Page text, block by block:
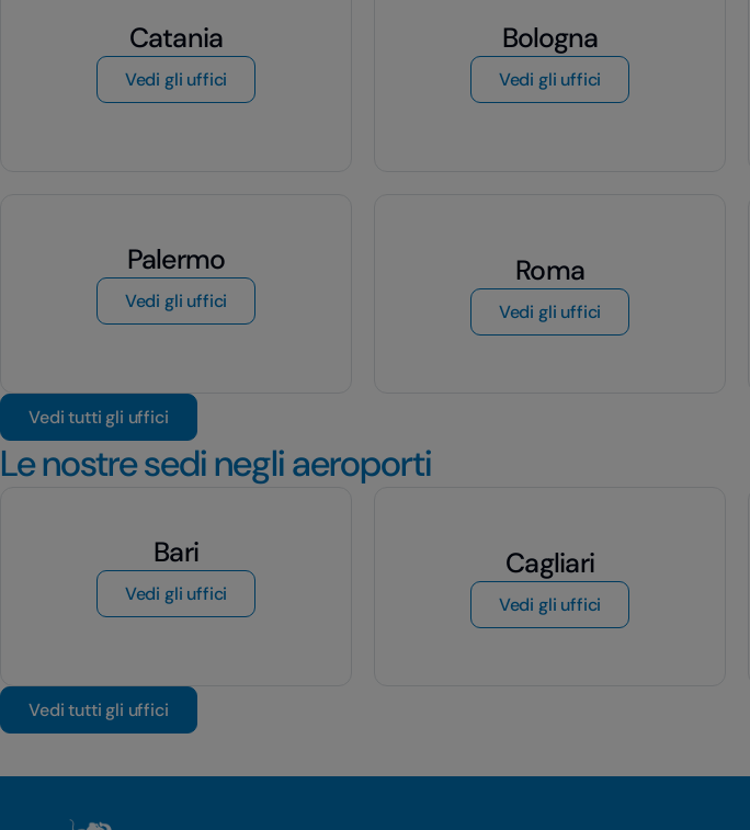
Catania
Vedi gli uffici
Bologna
Vedi gli uffici
Palermo
Vedi gli uffici
Roma
Vedi gli uffici
Vedi tutti gli uffici
Le nostre sedi negli aeroporti
Bari
Vedi gli uffici
Cagliari
Vedi gli uffici
Vedi tutti gli uffici